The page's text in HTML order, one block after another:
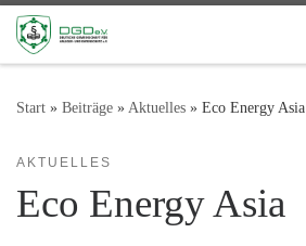
Zum Inhalt springen
Start » Beiträge »Aktuelles » Eco Energy Asia
AKTUELLES
Eco Energy Asia